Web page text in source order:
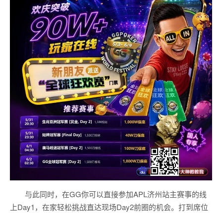
与此同时，在GG你可以直接参加APL济州站主赛事的线
上Day1，在家轻松挑战直达现场Day2前圈的机会。打到席位